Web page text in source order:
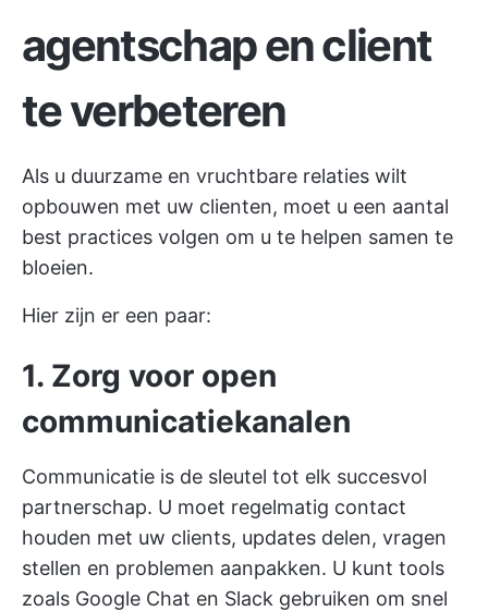
agentschap en client
te verbeteren
Als u duurzame en vruchtbare relaties wilt
opbouwen met uw clienten, moet u een aantal
best practices volgen om u te helpen samen te
bloeien.
Hier zijn er een paar:
1. Zorg voor open
communicatiekanalen
Communicatie is de sleutel tot elk succesvol
partnerschap. U moet regelmatig contact
houden met uw clients, updates delen, vragen
stellen en problemen aanpakken. U kunt tools
zoals Google Chat en Slack gebruiken om snel